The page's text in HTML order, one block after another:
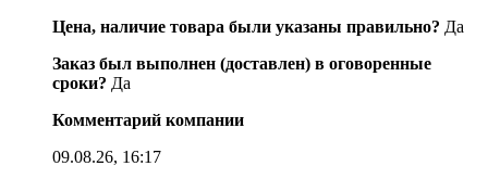
Цена, наличие товара были указаны правильно? Да
Заказ был выполнен (доставлен) в оговоренные
сроки? Да
Комментарий компании
09.08.26, 16:17